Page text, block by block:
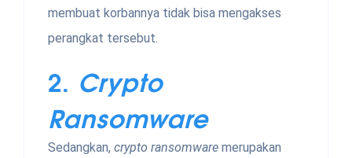
membuat korbannya tidak bisa mengakses
perangkat tersebut.
2. Crypto
Ransomware
Sedangkan, crypto ransomware merupakan